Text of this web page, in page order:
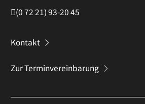
(07221) 93-2045
Kontakt
Zur Terminvereinbarung